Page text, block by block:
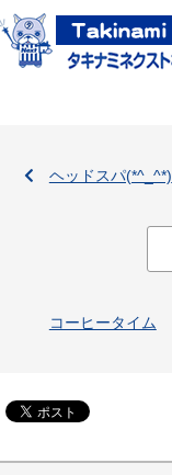
ヘッドスパ(*^_^*)
コーヒータイム